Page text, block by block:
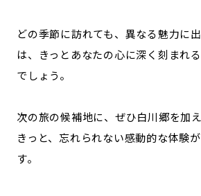
どの季節に訪れても、異なる魅力に
は、きっとあなたの心に深く刻まれ
でしょう。
次の旅の候補地に、ぜひ白川郷を加
きっと、忘れられない感動的な体験
す。